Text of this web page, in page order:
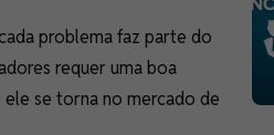
problema faz parte do
requer uma boa
se torna no mercado de